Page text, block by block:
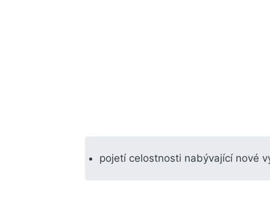
pojetí celostnosti nabývající nové